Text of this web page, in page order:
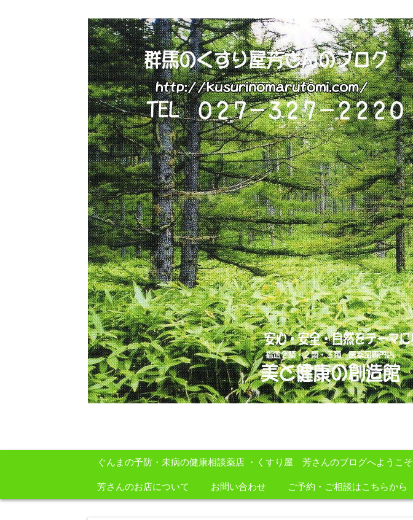
ぐんまの予防・未病の健康相談薬店 ・くすり屋 芳さんのブログへようこそ
芳さんのお店について お問い合わせ ご予約・ご相談はこちらから